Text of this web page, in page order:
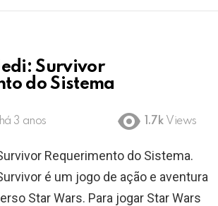
Survivor
do Sistema
há 3 anos 1.7k Views
Requerimento do Sistema.
é um jogo de ação e aventura
Star Wars. Para jogar Star Wars